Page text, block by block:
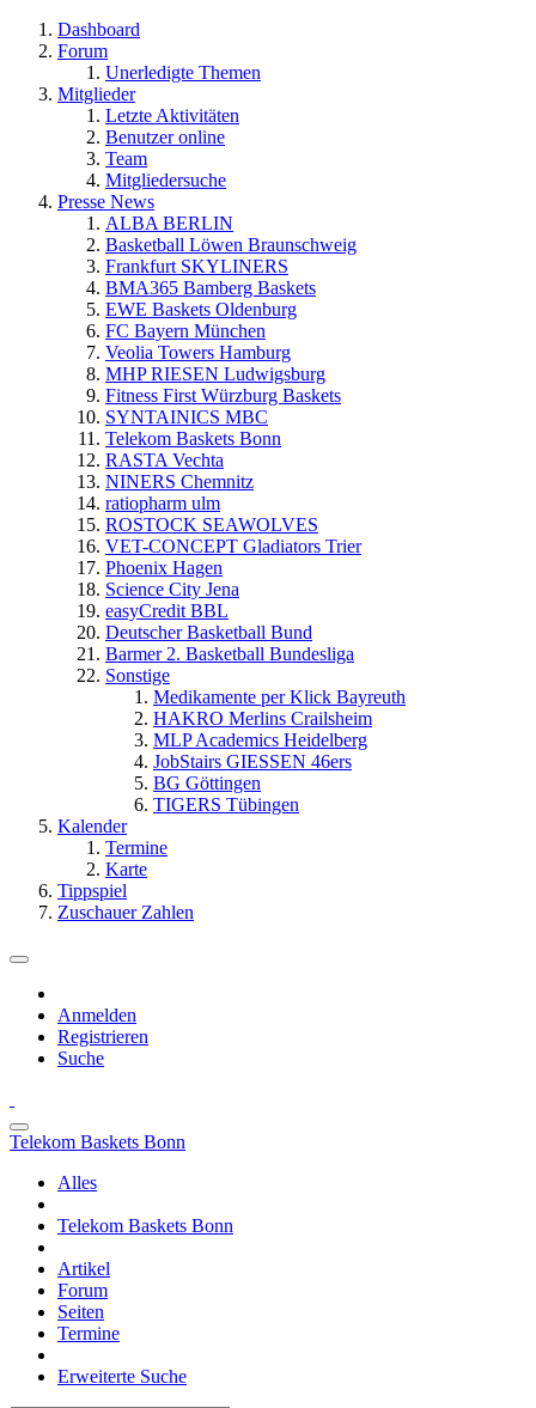
Dashboard
Forum
Unerledigte Themen
Mitglieder
Letzte Aktivitäten
Benutzer online
Team
Mitgliedersuche
Presse News
ALBA BERLIN
Basketball Löwen Braunschweig
Frankfurt SKYLINERS
BMA365 Bamberg Baskets
EWE Baskets Oldenburg
FC Bayern München
Veolia Towers Hamburg
MHP RIESEN Ludwigsburg
Fitness First Würzburg Baskets
SYNTAINICS MBC
Telekom Baskets Bonn
RASTA Vechta
NINERS Chemnitz
ratiopharm ulm
ROSTOCK SEAWOLVES
VET-CONCEPT Gladiators Trier
Phoenix Hagen
Science City Jena
easyCredit BBL
Deutscher Basketball Bund
Barmer 2. Basketball Bundesliga
Sonstige
Medikamente per Klick Bayreuth
HAKRO Merlins Crailsheim
MLP Academics Heidelberg
JobStairs GIESSEN 46ers
BG Göttingen
TIGERS Tübingen
Kalender
Termine
Karte
Tippspiel
Zuschauer Zahlen
Anmelden
Registrieren
Suche
Telekom Baskets Bonn
Alles
Telekom Baskets Bonn
Artikel
Forum
Seiten
Termine
Erweiterte Suche